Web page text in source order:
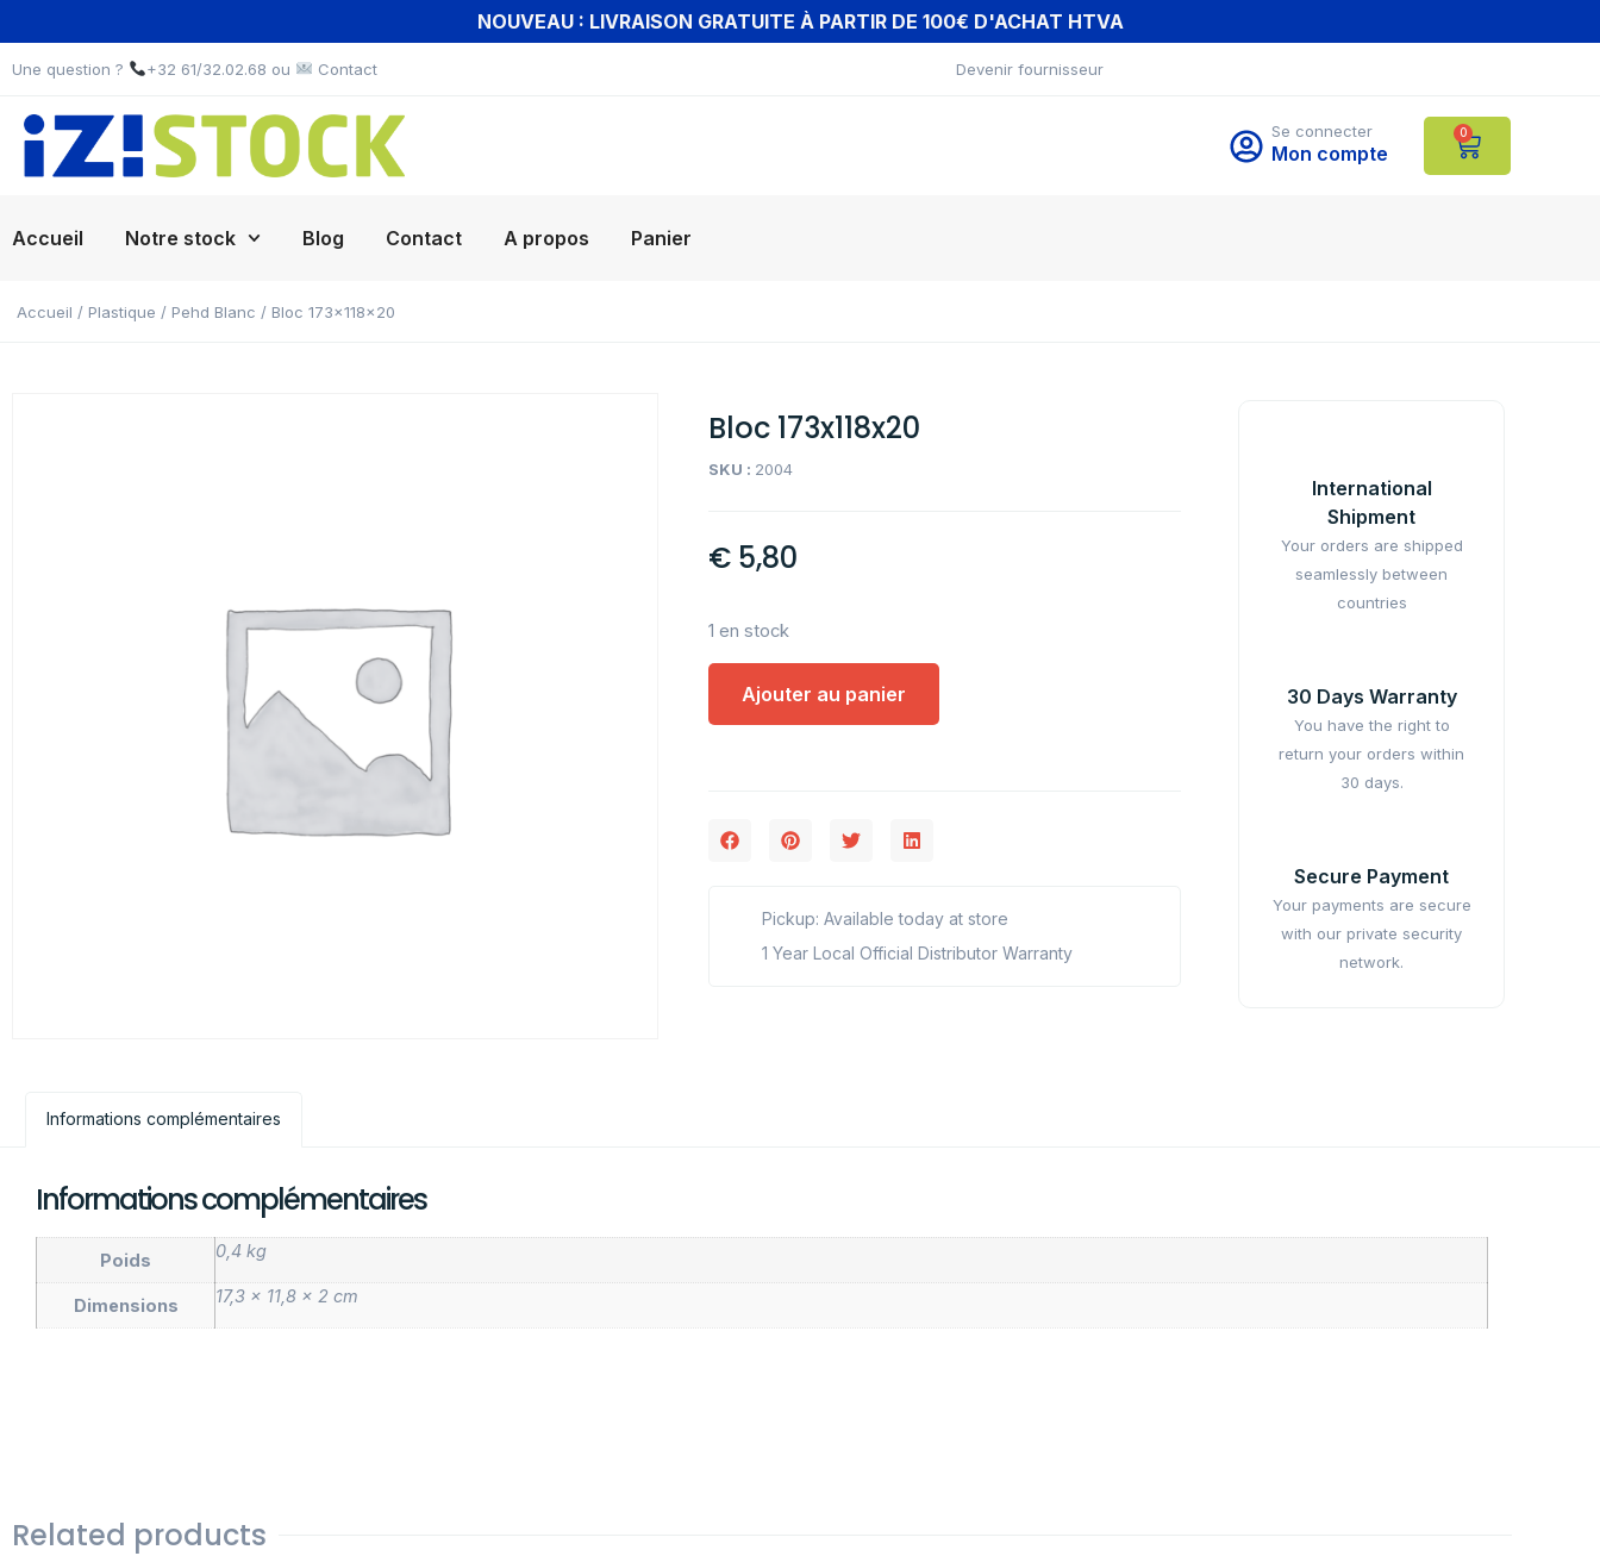
NOUVEAU : LIVRAISON GRATUITE À PARTIR DE 100€ D'ACHAT HTVA
Une question ? +32 61/32.02.68 ou Contact Devenir fournisseur
Se connecter
Mon compte
0
Accueil Notre stock Blog Contact A propos Panier
Accueil / Plastique / Pehd Blanc / Bloc 173x118x20
Bloc 173x118x20
SKU : 2004
€ 5,80
1 en stock
Ajouter au panier
Pickup: Available today at store
1 Year Local Official Distributor Warranty
International
Shipment
Your orders are shipped
seamlessly between
countries
30 Days Warranty
You have the right to
return your orders within
30 days.
Secure Payment
Your payments are secure
with our private security
network.
Informations complémentaires
Informations complémentaires
Poids 0,4 kg
Dimensions 17,3 × 11,8 × 2 cm
Related products